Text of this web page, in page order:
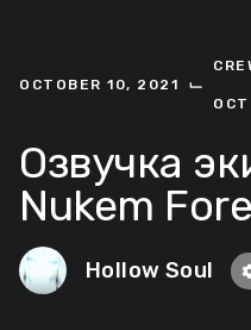
OCTOBER 10, 2021 ⌙
Озвучка
Nukem
Hollow Soul